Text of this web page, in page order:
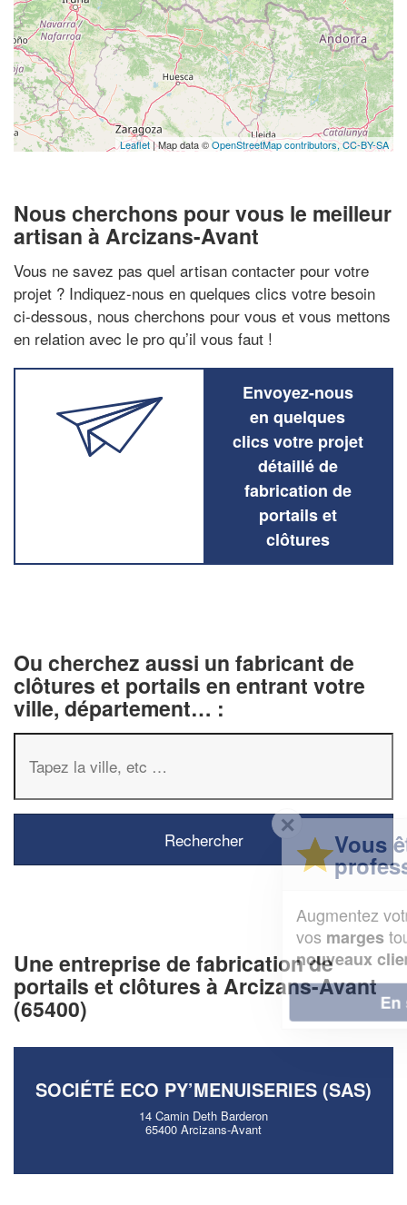
Leaflet| Map data ©OpenStreetMap contributors,CC-BY-SA
Nous cherchons pour vous le meilleur
artisan à Arcizans-Avant
Vous ne savez pas quel artisan contacter pour votre
projet ? Indiquez-nous en quelques clics votre besoin
ci-dessous, nous cherchons pour vous et vous mettons
en relation avec le pro qu’il vous faut !
Envoyez-nous
en quelques
clics votre projet
détaillé de
fabrication de
portails et
clôtures
Ou cherchez aussi un fabricant de
clôtures et portails en entrant votre
ville, département… :
Une entreprise de fabrication de
portails et clôtures à Arcizans-Avant
(65400)
SOCIÉTÉ ECO PY’MENUISERIES (SAS)
14 Camin Deth Barderon
65400 Arcizans-Avant
✕
Vous êtes un
professionnel ?
chiffre d'affaireset
tout en gagnant de
nouveaux clients!
En savoir plus